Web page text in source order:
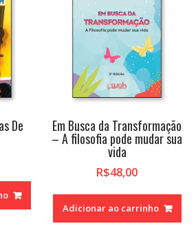
De Em Busca da Transformação
– A filosofia pode mudar sua
vida
R$48,00
Adicionar ao carrinho